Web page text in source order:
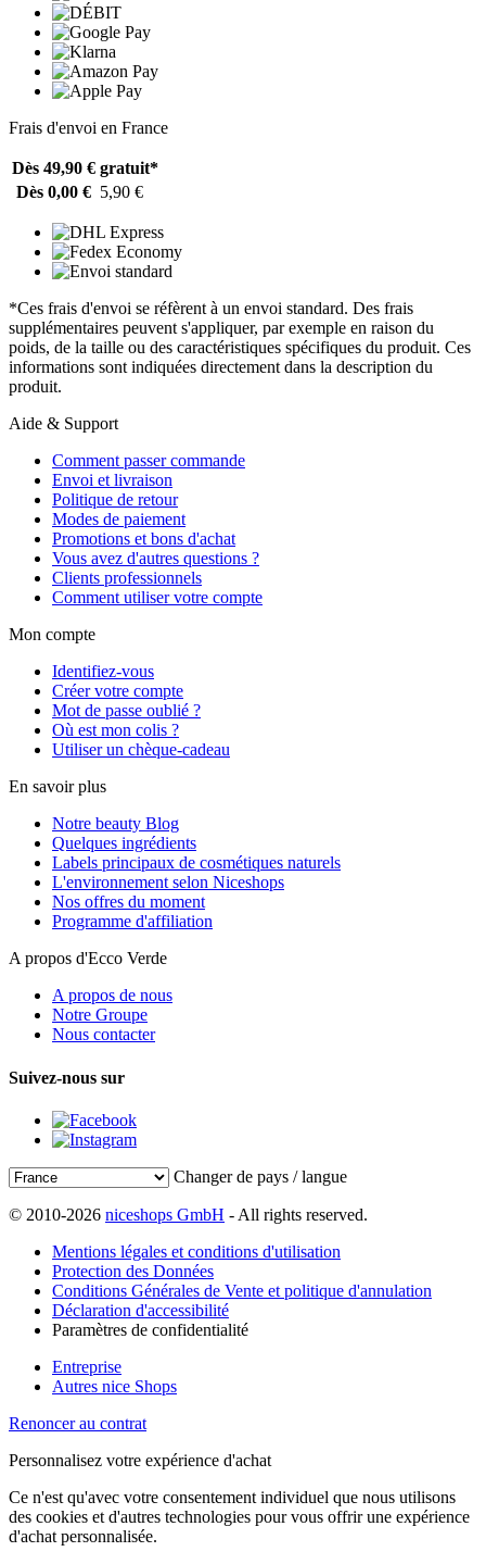
Frais d'envoi en France
Dès 49,90 € gratuit*
Dès 0,00 € 5,90 €
*Ces frais d'envoi se réfèrent à un envoi standard. Des frais
supplémentaires peuvent s'appliquer, par exemple en raison du
poids, de la taille ou des caractéristiques spécifiques du produit. Ces
informations sont indiquées directement dans la description du
produit.
Aide & Support
Comment passer commande
Envoi et livraison
Politique de retour
Modes de paiement
Promotions et bons d'achat
Vous avez d'autres questions ?
Clients professionnels
Comment utiliser votre compte
Mon compte
Identifiez-vous
Créer votre compte
Mot de passe oublié ?
Où est mon colis ?
Utiliser un chèque-cadeau
En savoir plus
Notre beauty Blog
Quelques ingrédients
Labels principaux de cosmétiques naturels
L'environnement selon Niceshops
Nos offres du moment
Programme d'affiliation
A propos d'Ecco Verde
A propos de nous
Notre Groupe
Nous contacter
Suivez-nous sur
Changer de pays / langue
© 2010-2026 niceshops GmbH - All rights reserved.
Mentions légales et conditions d'utilisation
Protection des Données
Conditions Générales de Vente et politique d'annulation
Déclaration d'accessibilité
Paramètres de confidentialité
Entreprise
Autres nice Shops
Renoncer au contrat
Personnalisez votre expérience d'achat
Ce n'est qu'avec votre consentement individuel que nous utilisons
des cookies et d'autres technologies pour vous offrir une expérience
d'achat personnalisée.